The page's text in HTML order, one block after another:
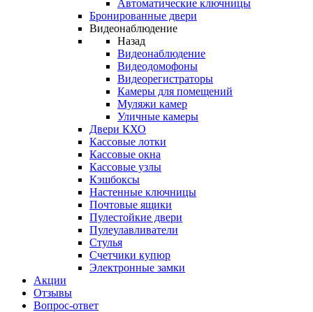
Автоматические ключницы
Бронированные двери
Видеонаблюдение
Назад
Видеонаблюдение
Видеодомофоны
Видеорегистраторы
Камеры для помещений
Муляжи камер
Уличные камеры
Двери КХО
Кассовые лотки
Кассовые окна
Кассовые узлы
Кэшбоксы
Настенные ключницы
Почтовые ящики
Пулестойкие двери
Пулеулавливатели
Стулья
Счетчики купюр
Электронные замки
Акции
Отзывы
Вопрос-ответ